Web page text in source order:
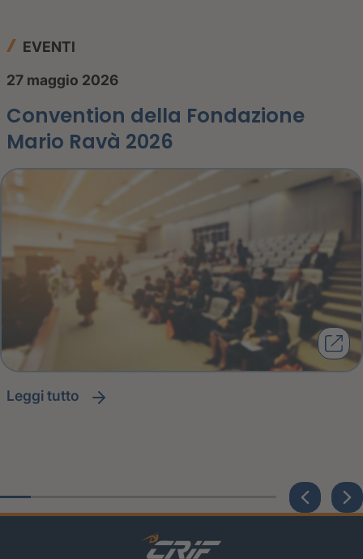
EVENTI
27 maggio 2026
Convention della Fondazione
Mario Ravà 2026
leggi tutto